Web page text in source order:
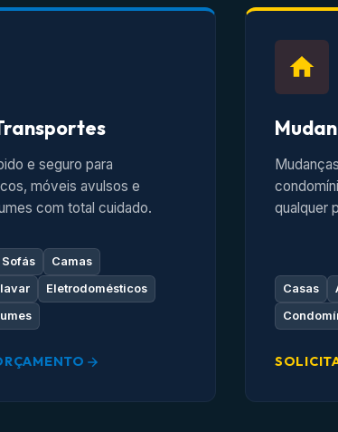
e seguro para
móveis avulsos e
com total cuidado.
Sofás
Camas
Eletrodomésticos
qualquer
Casas